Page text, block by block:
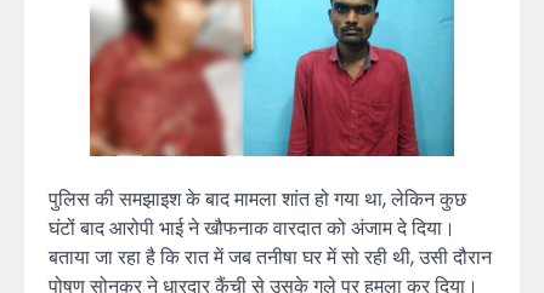
पुलिस की समझाइश के बाद मामला शांत हो गया था, लेकिन कुछ
घंटों बाद आरोपी भाई ने खौफनाक वारदात को अंजाम दे दिया।
बताया जा रहा है कि रात में जब तनीषा घर में सो रही थी, उसी दौरान
पोषण सोनकर ने धारदार कैंची से उसके गले पर हमला कर दिया।